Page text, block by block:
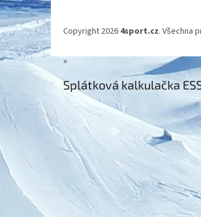
Copyright 2026 4sport.cz. Všechna
×
Splátková kalkulačka